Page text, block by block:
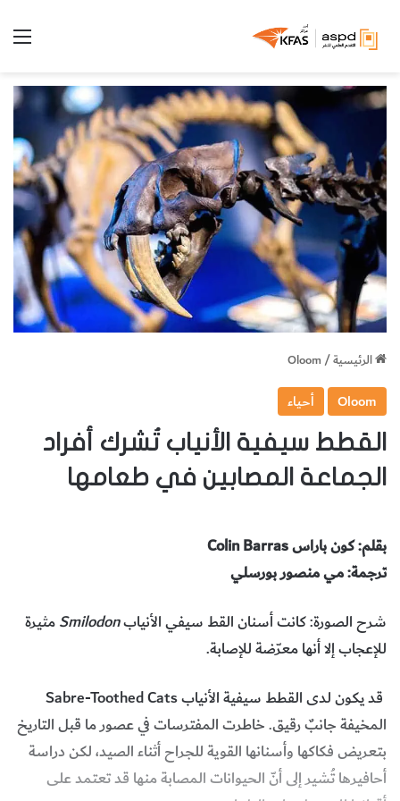
الرئيسية/
Oloom
Oloom أحياء
القطط سيفية الأنياب تُشرك أفراد
الجماعة المصابين في طعامها
بقلم: كون باراسColin Barras
ترجمة: مي منصور بورسلي
شرح الصورة: كانت أسنان القط سيفي الأنيابSmilodonمثيرة
للإعجاب إلا أنها معرّضة للإصابة.
قد يكون لدى القطط سيفية الأنياب Sabre-Toothed Cats
المخيفة جانبٌ رقيق. خاطرت المفترسات في عصور ما قبل التاريخ
بتعريض فكاكها وأسنانها القوية للجراح أثناء الصيد، لكن دراسة
أحافيرها تُشير إلى أنّ الحيوانات المصابة منها قد تعتمد على